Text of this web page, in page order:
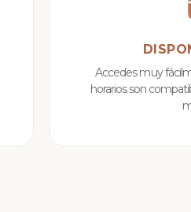
Accedes muy
horarios son